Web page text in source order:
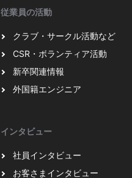
従業員の活動
クラブ・サークル活動など
CSR・ボランティア活動
新卒関連情報
外国籍エンジニア
インタビュー
社員インタビュー
お客さまインタビュー